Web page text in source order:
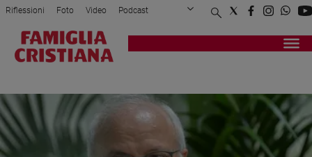
Attualità
Politica
Mondo
Economia
Riflessioni Foto Video Podcast
Privacy Policy Chi siamo
Registrati Redazione